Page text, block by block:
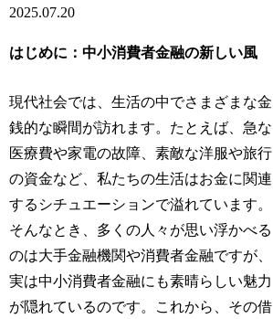
2025.07.20
はじめに：中小消費者金融の新しい風
現代社会では、生活の中でさまざまな金
銭的な瞬間が訪れます。たとえば、急な
医療費や家電の故障、素敵な洋服や旅行
の資金など、私たちの生活はお金に関連
するシチュエーションで溢れています。
そんなとき、多くの人々が思い浮かべる
のは大手金融機関や消費者金融ですが、
実は中小消費者金融にも素晴らしい魅力
が隠れているのです。これから、その借